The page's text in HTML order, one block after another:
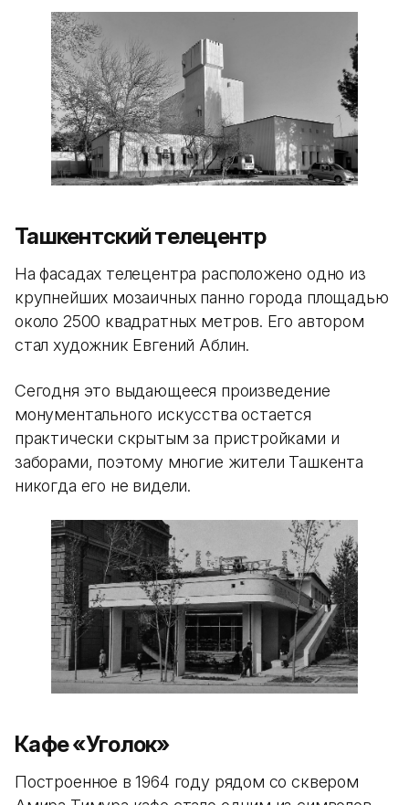
Ташкентский телецентр
На фасадах телецентра расположено одно из
крупнейших мозаичных панно города площадью
около 2500 квадратных метров. Его автором
стал художник Евгений Аблин.
Сегодня это выдающееся произведение
монументального искусства остается
практически скрытым за пристройками и
заборами, поэтому многие жители Ташкента
никогда его не видели.
Кафе «Уголок»
Построенное в 1964 году рядом со сквером